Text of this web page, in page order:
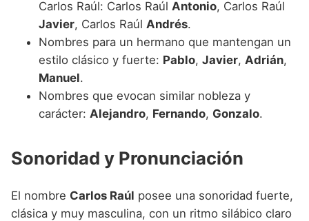
Carlos Raúl: Carlos Raúl Antonio, Carlos Raúl
Javier, Carlos Raúl Andrés.
Nombres para un hermano que mantengan un
estilo clásico y fuerte: Pablo, Javier, Adrián,
Manuel.
Nombres que evocan similar nobleza y
carácter: Alejandro, Fernando, Gonzalo.
Sonoridad y Pronunciación
El nombre Carlos Raúl posee una sonoridad fuerte,
clásica y muy masculina, con un ritmo silábico claro